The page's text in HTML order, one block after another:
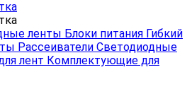
ленты Блоки питания Гибкий
Рассеиватели Светодиодные
лент Комплектующие для